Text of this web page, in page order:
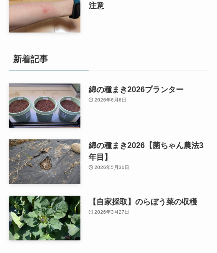
注意
新着記事
綿の種まき2026プランター
2026年6月6日
綿の種まき2026【菌ちゃん農法3
年目】
2026年5月31日
【自家採取】のらぼう菜の収穫
2026年3月27日